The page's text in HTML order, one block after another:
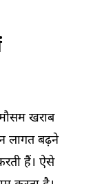
खराब
लागत बढ़ने
हैं। ऐसे